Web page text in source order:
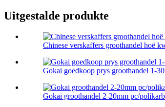
Uitgestalde produkte
Chinese verskaffers groothandel hoë
Gokai goedkoop prys groothandel 1-
Gokai groothandel 2-20mm pc/